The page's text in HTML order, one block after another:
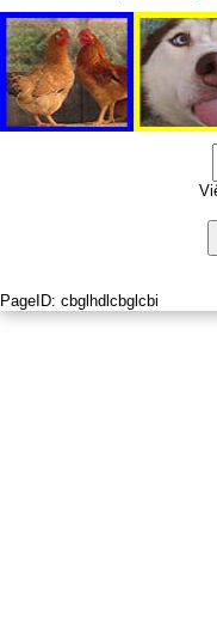
PageID: cbglhdlcbglcbi